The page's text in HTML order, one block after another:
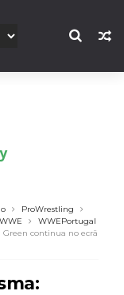
2026 -
ProWrestling
WWE
WWEPortugal
Green continua no ecrã